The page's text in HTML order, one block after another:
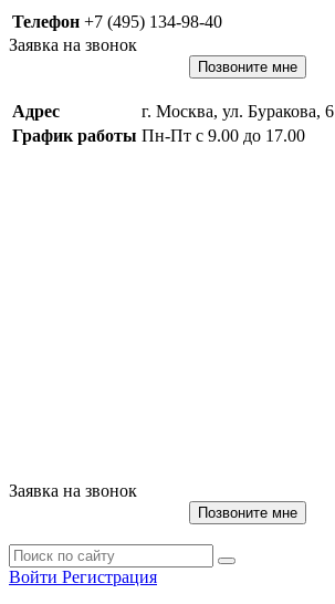
Телефон +7 (495) 134-98-40
Заявка на звонок
Позвоните мне
Адрес
г. Москва, ул. Буракова, 6
График работы Пн-Пт с 9.00 до 17.00
Заявка на звонок
Позвоните мне
Войти Регистрация